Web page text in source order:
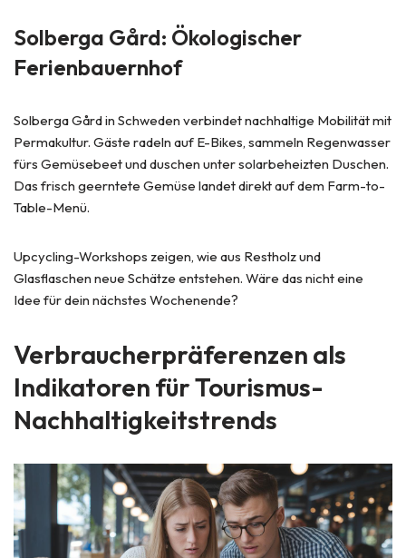
Solberga Gård: Ökologischer
Ferienbauernhof
Solberga Gård in Schweden verbindet nachhaltige Mobilität mit
Permakultur. Gäste radeln auf E-Bikes, sammeln Regenwasser
fürs Gemüsebeet und duschen unter solarbeheizten Duschen.
Das frisch geerntete Gemüse landet direkt auf dem Farm-to-
Table-Menü.
Upcycling-Workshops zeigen, wie aus Restholz und
Glasflaschen neue Schätze entstehen. Wäre das nicht eine
Idee für dein nächstes Wochenende?
Verbraucherpräferenzen als
Indikatoren für Tourismus-
Nachhaltigkeitstrends